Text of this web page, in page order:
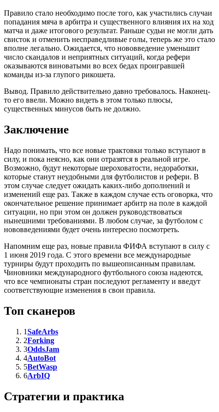
Правило стало необходимо после того, как участились случаи
попадания мяча в арбитра и существенного влияния их на ход
матча и даже итогового результат. Раньше судьи не могли дать
свисток и отменить несправедливые голы, теперь же это стало
вполне легально. Ожидается, что нововведение уменьшит
число скандалов и неприятных ситуаций, когда рефери
оказываются виноватыми во всех бедах проигравшей
команды из-за глупого рикошета.
Вывод. Правило действительно давно требовалось. Наконец-
то его ввели. Можно видеть в этом только плюсы,
существенных минусов быть не должно.
Заключение
Надо понимать, что все новые трактовки только вступают в
силу, и пока неясно, как они отразятся в реальной игре.
Возможно, будут некоторые шероховатости, недоработки,
которые станут неудобными для футболистов и рефери. В
этом случае следует ожидать каких-либо дополнений и
изменений еще раз. Также в каждом случае есть оговорка, что
окончательное решение принимает арбитр на поле в каждой
ситуации, но при этом он должен руководствоваться
нынешними требованиями. В любом случае, за футболом с
нововведениями будет очень интересно посмотреть.
Напомним еще раз, новые правила ФИФА вступают в силу с
1 июня 2019 года. С этого времени все международные
турниры будут проходить по вышеописанным правилам.
Чиновники международного футбольного союза надеются,
что все чемпионаты стран последуют регламенту и введут
соответствующие изменения в свои правила.
Топ сканеров
1SafeArbs
2Forking
3OddsJam
4AutoBot
5BetWasp
6ArbIQ
Стратегии и практика